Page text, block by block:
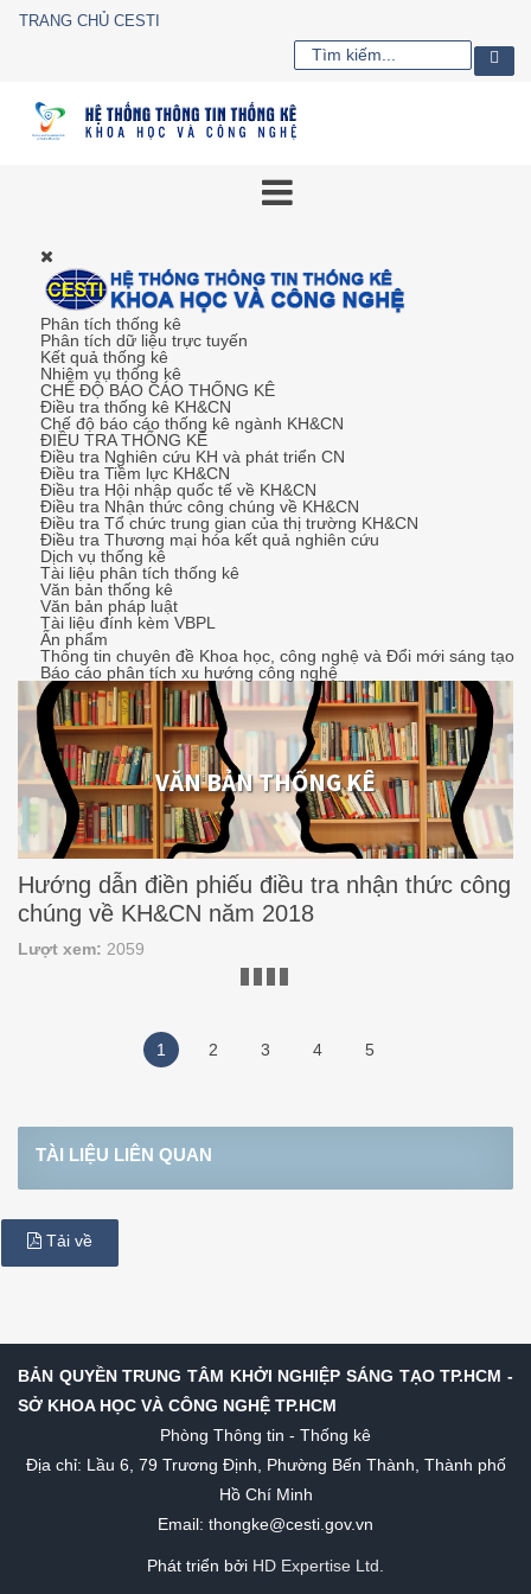
TRANG CHỦ CESTI
Phân tích thống kê
Phân tích dữ liệu trực tuyến
Kết quả thống kê
Nhiệm vụ thống kê
CHẾ ĐỘ BÁO CÁO THỐNG KÊ
Điều tra thống kê KH&CN
Chế độ báo cáo thống kê ngành KH&CN
ĐIỀU TRA THỐNG KÊ
Điều tra Nghiên cứu KH và phát triển CN
Điều tra Tiềm lực KH&CN
Điều tra Hội nhập quốc tế về KH&CN
Điều tra Nhận thức công chúng về KH&CN
Điều tra Tổ chức trung gian của thị trường KH&CN
Điều tra Thương mại hóa kết quả nghiên cứu
Dịch vụ thống kê
Tài liệu phân tích thống kê
Văn bản thống kê
Văn bản pháp luật
Tài liệu đính kèm VBPL
Ấn phẩm
Thông tin chuyên đề Khoa học, công nghệ và Đổi mới sáng tạo
Báo cáo phân tích xu hướng công nghệ
VĂN BẢN THỐNG KÊ
Hướng dẫn điền phiếu điều tra nhận thức công
chúng về KH&CN năm 2018
Lượt xem: 2059
1 2 3 4 5
TÀI LIỆU LIÊN QUAN
Tải về
BẢN QUYỀN TRUNG TÂM KHỞI NGHIỆP SÁNG TẠO TP.HCM -
SỞ KHOA HỌC VÀ CÔNG NGHỆ TP.HCM
Phòng Thông tin - Thống kê
Địa chỉ: Lầu 6, 79 Trương Định, Phường Bến Thành, Thành phố
Hồ Chí Minh
Email: thongke@cesti.gov.vn
Phát triển bởi HD Expertise Ltd.